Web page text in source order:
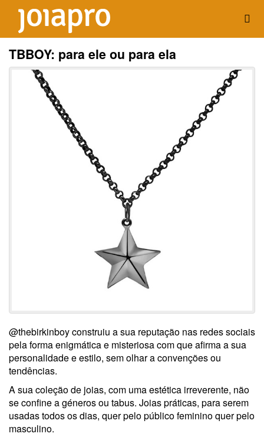
TBBOY: para ele ou para ela
@thebirkinboy construiu a sua reputação nas redes sociais
pela forma enigmática e misteriosa com que afirma a sua
personalidade e estilo, sem olhar a convenções ou
tendências.
A sua coleção de joias, com uma estética irreverente, não
se confine a géneros ou tabus. Joias práticas, para serem
usadas todos os dias, quer pelo público feminino quer pelo
masculino.